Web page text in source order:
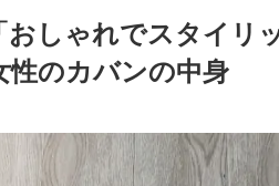
おしゃれでスタイリ
性のカバンの中身